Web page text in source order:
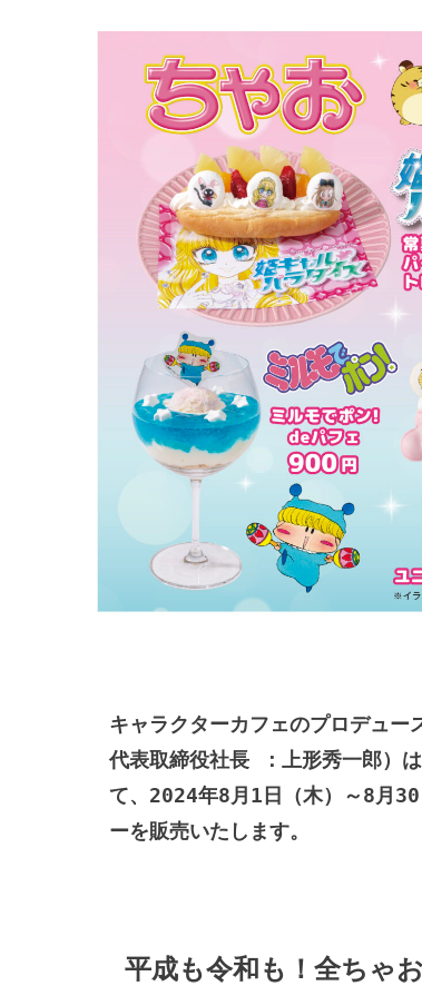
キャラクターカフェのプロデュー
代表取締役社長 ：上形秀一郎）
て、2024年8月1日（木）～8月
ーを販売いたします。
平成も令和も！全ちゃ